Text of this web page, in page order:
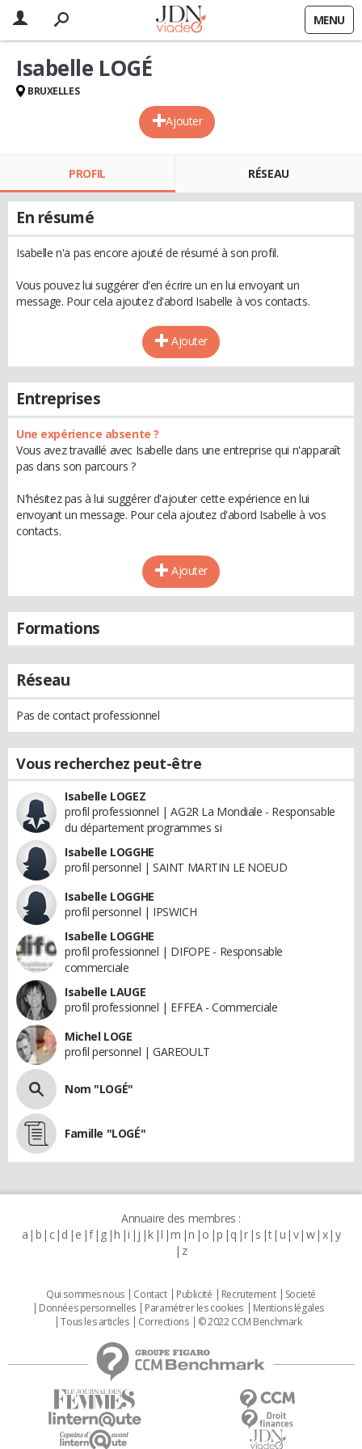
MENU
Ajouter
Isabelle LOGÉ
BRUXELLES
PROFIL RÉSEAU
En résumé
Isabelle n'a pas encore ajouté de résumé à son profil.
Vous pouvez lui suggérer d'en écrire un en lui envoyant un
message. Pour cela ajoutez d'abord Isabelle à vos contacts.
Ajouter
Entreprises
Une expérience absente ?
Vous avez travaillé avec Isabelle dans une entreprise qui n'apparaît
pas dans son parcours ?
N'hésitez pas à lui suggérer d'ajouter cette expérience en lui
envoyant un message. Pour cela ajoutez d'abord Isabelle à vos
contacts.
Ajouter
Formations
Réseau
Pas de contact professionnel
Vous recherchez peut-être
Isabelle LOGEZ
profil professionnel | AG2R La Mondiale - Responsable
du département programmes si
Isabelle LOGGHE
profil personnel | SAINT MARTIN LE NOEUD
Isabelle LOGGHE
profil personnel | IPSWICH
Isabelle LOGGHE
profil professionnel | DIFOPE - Responsable
commerciale
Isabelle LAUGE
profil professionnel | EFFEA - Commerciale
Michel LOGE
profil personnel | GAREOULT
Nom "LOGÉ"
Famille "LOGÉ"
Annuaire des membres :
a b c d e f g h i j k l m n o p q r s t u v w x y
z
Qui sommes nous Contact Publicité Recrutement
Societé
Données personnelles
Paramétrer les cookies
Mentions légales
Tous les articles
Corrections © 2022 CCM Benchmark